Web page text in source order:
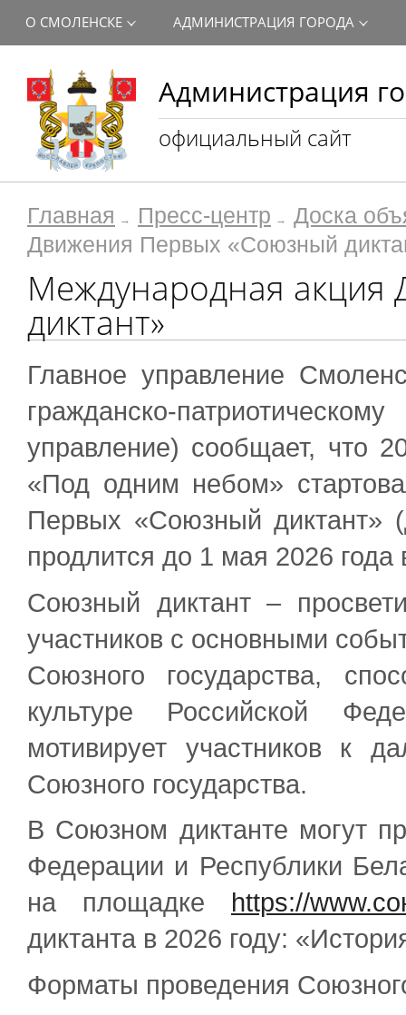
Администрация
официальный сайт
О СМОЛЕНСКЕ АДМИНИСТРАЦИЯ ГОРОДА
Главная Пресс-центр
Доска
Движения Первых «Союзный
Международная
диктант»
Главное управление
гражданско-
управление) сообщает, что
«Под одним небом»
Первых «Союзный диктант»
продлится до 1 мая 2026 года
Союзный диктант –
участников с основными
Союзного государства,
культуре Российской
мотивирует участников к
Союзного государства.
В Союзном диктанте могут
Федерации и Республики
на площадке https://
диктанта в 2026 году:
Форматы проведения